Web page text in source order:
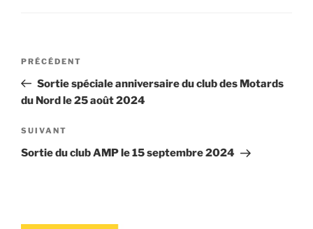
Navigation
l’article
Article
précédent
PRÉCÉDENT
Sortie spéciale anniversaire du club des Motards
du Nord le 25 août 2024
Article
suivant
SUIVANT
Sortie du club AMP le 15 septembre 2024